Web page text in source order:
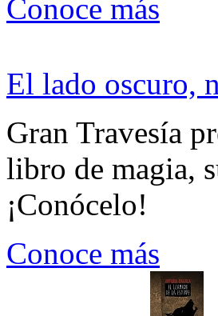
Conoce más
El lado oscuro,
Gran Travesía
libro de magia,
¡Conócelo!
Conoce más